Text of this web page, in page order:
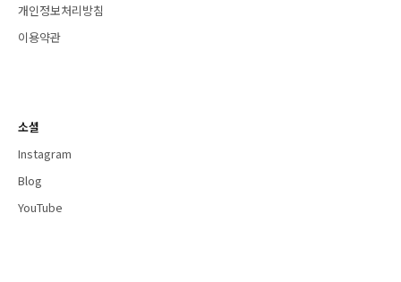
개인정보처리방침
이용약관
소셜
Instagram
Blog
YouTube